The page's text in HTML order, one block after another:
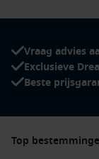
Vraag advies
Exclusieve
Beste
Top